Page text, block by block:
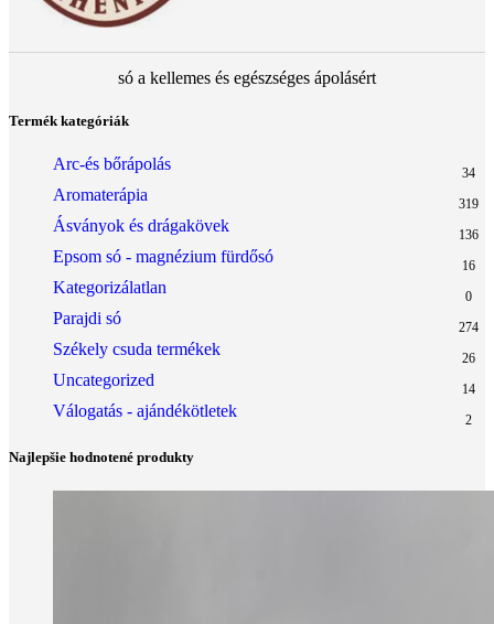
só a kellemes és egészséges ápolásért
Termék kategóriák
Arc-és bőrápolás 34
Aromaterápia 319
Ásványok és drágakövek 136
Epsom só - magnézium fürdősó 16
Kategorizálatlan 0
Parajdi só 274
Székely csuda termékek 26
Uncategorized 14
Válogatás - ajándékötletek 2
Najlepšie hodnotené produkty